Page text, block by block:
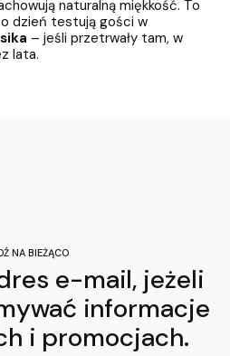
naturalną miękkość. To
dzień testują gości w
– jeśli przetrwały tam, w
lata.
NA BIEŻĄCO
e-mail, jeżeli
informacje
i promocjach.